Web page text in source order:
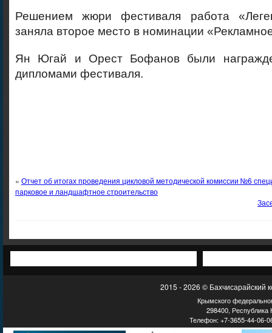
Решением жюри фестиваля работа
заняла второе место в номинации
Ян Югай и Орест Бофанов были
дипломами фестиваля.
« Отчет об итогах проведения цикловой методической комиссии №6
парковое и ландшафтное строительство
2015 - 2026 © Бахчисарайский
Крымского
298400, Республика
Телефон: +7-3655-44-06-